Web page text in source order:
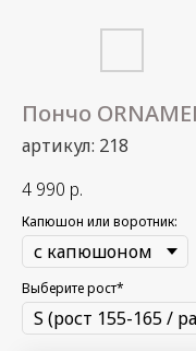
Пончо
артикул: 218
4 990 р.
Капюшон или воротник:
Выберите рост*